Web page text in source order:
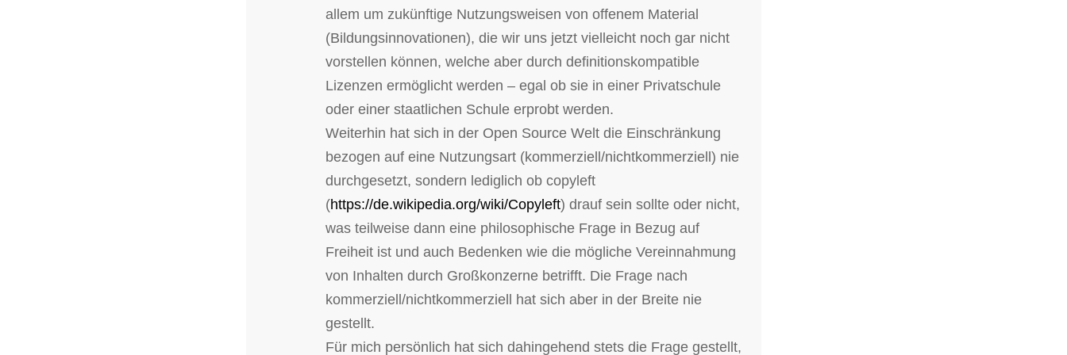
allem um zukünftige Nutzungsweisen von offenem Material
(Bildungsinnovationen), die wir uns jetzt vielleicht noch gar nicht
vorstellen können, welche aber durch definitionskompatible
Lizenzen ermöglicht werden – egal ob sie in einer Privatschule
oder einer staatlichen Schule erprobt werden.
Weiterhin hat sich in der Open Source Welt die Einschränkung
bezogen auf eine Nutzungsart (kommerziell/nichtkommerziell) nie
durchgesetzt, sondern lediglich ob copyleft
(https://de.wikipedia.org/wiki/Copyleft) drauf sein sollte oder nicht,
was teilweise dann eine philosophische Frage in Bezug auf
Freiheit ist und auch Bedenken wie die mögliche Vereinnahmung
von Inhalten durch Großkonzerne betrifft. Die Frage nach
kommerziell/nichtkommerziell hat sich aber in der Breite nie
gestellt.
Für mich persönlich hat sich dahingehend stets die Frage gestellt,